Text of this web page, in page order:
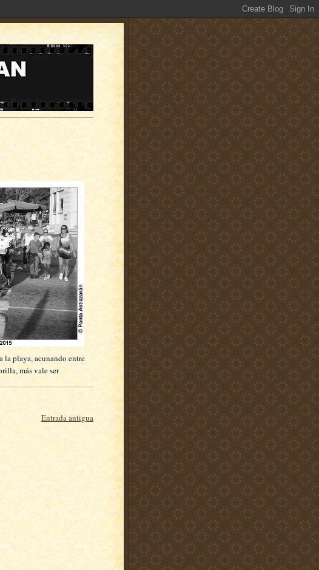
la playa, acunando entre
más vale ser
Entrada antigua